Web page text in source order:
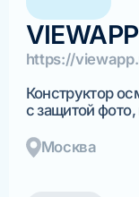
VIEWAPP
https://
Конструктор
с защитой
Москва